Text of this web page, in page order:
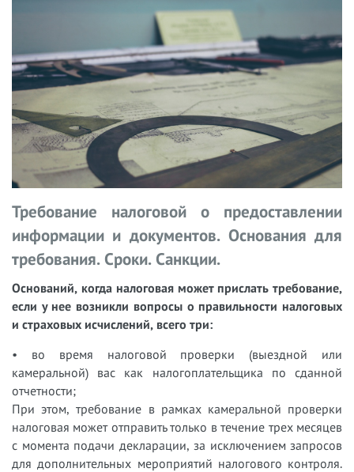
Требование налоговой о предоставлении
информации и документов. Основания для
требования. Сроки. Санкции.
Оснований, когда налоговая может прислать требование,
если у нее возникли вопросы о правильности налоговых
и страховых исчислений, всего три:
• во время налоговой проверки (выездной или
камеральной) вас как налогоплательщика по сданной
отчетности;
При этом, требование в рамках камеральной проверки
налоговая может отправить только в течение трех месяцев
с момента подачи декларации, за исключением запросов
для дополнительных мероприятий налогового контроля.